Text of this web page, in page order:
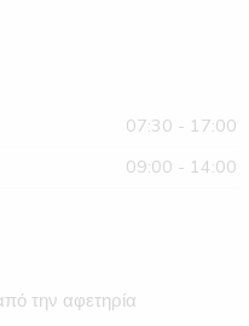
07:30 - 17:00
09:00 - 14:00
την αφετηρία